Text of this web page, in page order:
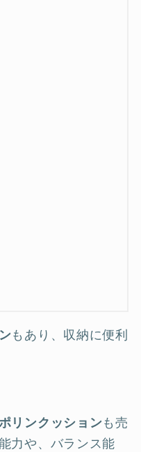
もあり、収納に便利
リンクッションも売
力や、バランス能